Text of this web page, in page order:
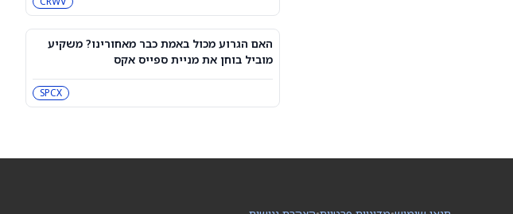
שורטיסטים על ספייס אקס חוטפים מכה
— הנה מה שג'יי פי מורגן רואה בהמשך
SPCX
האם הגרוע מכול באמת כבר מאחורינו? משקיע
מוביל בוחן את מניית ספייס אקס
SPCX